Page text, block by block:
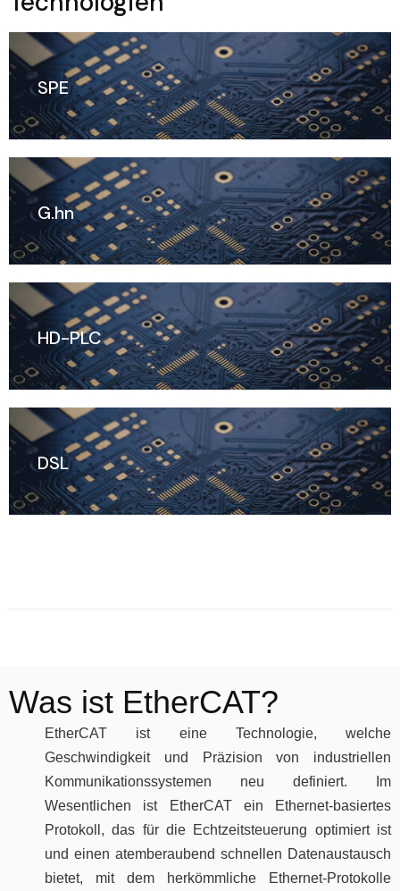
SPE
G.hn
HD-PLC
DSL
Was ist EtherCAT?
EtherCAT ist eine Technologie, welche
Geschwindigkeit und Präzision von industriellen
Kommunikationssystemen neu definiert. Im
Wesentlichen ist EtherCAT ein Ethernet-basiertes
Protokoll, das für die Echtzeitsteuerung optimiert ist
und einen atemberaubend schnellen Datenaustausch
bietet, mit dem herkömmliche Ethernet-Protokolle